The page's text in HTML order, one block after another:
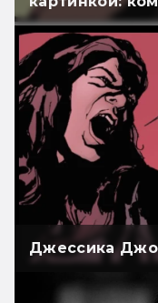
Джессика